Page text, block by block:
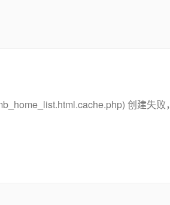
创建失败，